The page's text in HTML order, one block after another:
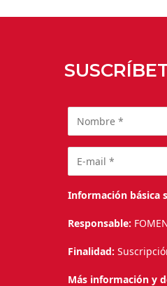
Información básica
Responsable:
Finalidad:
Más información y